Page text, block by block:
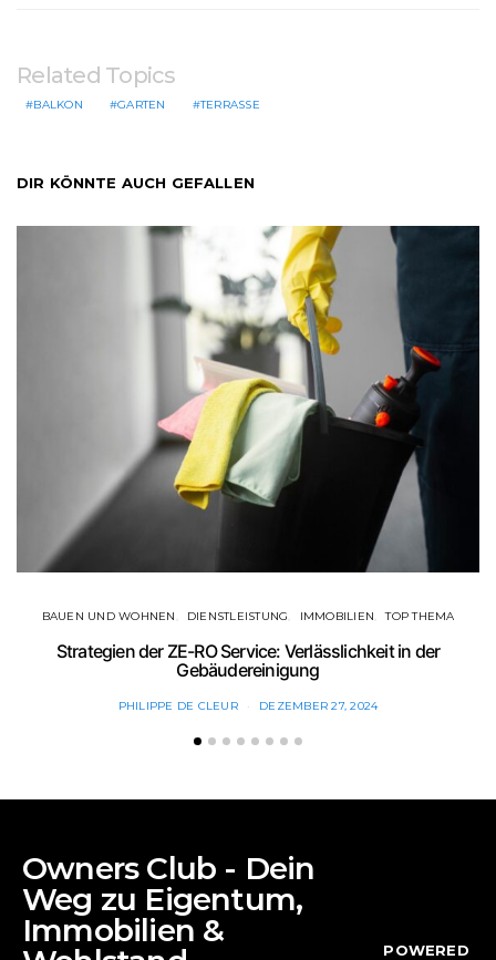
Related Topics
BALKON GARTEN TERRASSE
DIR KÖNNTE AUCH GEFALLEN
BAUEN UND WOHNEN DIENSTLEISTUNG IMMOBILIEN TOP THEMA
Strategien der ZE-RO Service: Verlässlichkeit in der
Gebäudereinigung
PHILIPPE DE CLEUR DEZEMBER 27, 2024
Owners Club - Dein
Weg zu Eigentum,
Immobilien &
POWERED